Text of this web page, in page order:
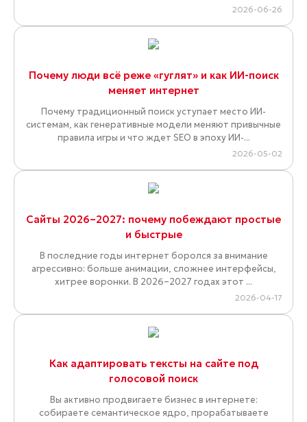
2026-06-26
Почему люди всё реже «гуглят» и как ИИ-поиск
меняет интернет
Почему традиционный поиск уступает место ИИ-
системам, как генеративные модели меняют привычные
правила игры и что ждет SEO в эпоху ИИ-...
2026-05-02
Сайты 2026–2027: почему побеждают простые
и быстрые
В последние годы интернет боролся за внимание
агрессивно: больше анимации, сложнее интерфейсы,
хитрее воронки. В 2026–2027 годах этот ...
2026-04-17
Как адаптировать тексты на сайте под
голосовой поиск
Вы активно продвигаете бизнес в интернете:
собираете семантическое ядро, прорабатываете